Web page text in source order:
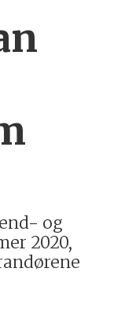
og
2020,